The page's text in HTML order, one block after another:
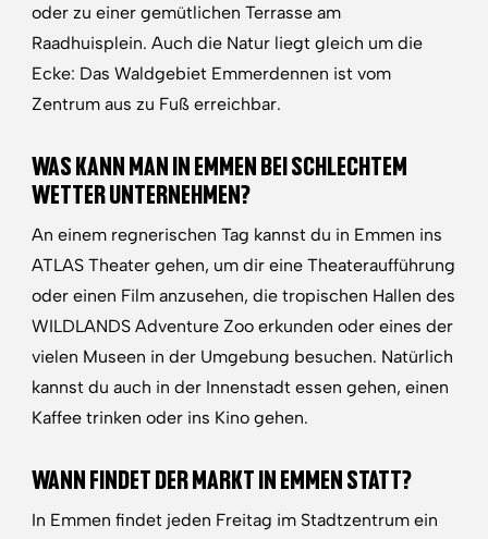
oder zu einer gemütlichen Terrasse am
Raadhuisplein. Auch die Natur liegt gleich um die
Ecke: Das Waldgebiet Emmerdennen ist vom
Zentrum aus zu Fuß erreichbar.
WAS KANN MAN IN EMMEN BEI SCHLECHTEM
WETTER UNTERNEHMEN?
An einem regnerischen Tag kannst du in Emmen ins
ATLAS Theater gehen, um dir eine Theateraufführung
oder einen Film anzusehen, die tropischen Hallen des
WILDLANDS Adventure Zoo erkunden oder eines der
vielen Museen in der Umgebung besuchen. Natürlich
kannst du auch in der Innenstadt essen gehen, einen
Kaffee trinken oder ins Kino gehen.
WANN FINDET DER MARKT IN EMMEN STATT?
In Emmen findet jeden Freitag im Stadtzentrum ein